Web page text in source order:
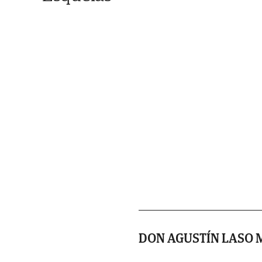
DON AGUSTÍN LASO